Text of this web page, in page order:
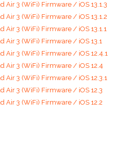
Air 3 (WiFi) Firmware / iOS 13.1.3
Air 3 (WiFi) Firmware / iOS 13.1.2
Air 3 (WiFi) Firmware / iOS 13.1.1
Air 3 (WiFi) Firmware / iOS 13.1
Air 3 (WiFi) Firmware / iOS 12.4.1
Air 3 (WiFi) Firmware / iOS 12.4
Air 3 (WiFi) Firmware / iOS 12.3.1
Air 3 (WiFi) Firmware / iOS 12.3
Air 3 (WiFi) Firmware / iOS 12.2